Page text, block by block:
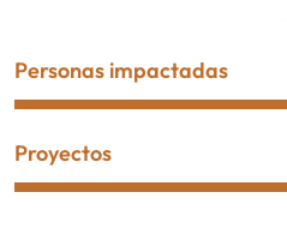
Personas impactadas
Proyectos